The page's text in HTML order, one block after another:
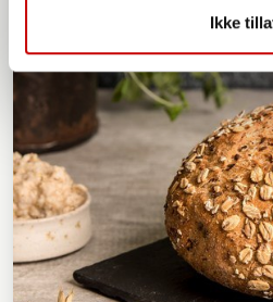
Ikke